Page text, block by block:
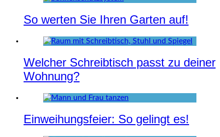
So werten Sie Ihren Garten auf!
Welcher Schreibtisch passt zu deiner
Wohnung?
Einweihungsfeier: So gelingt es!